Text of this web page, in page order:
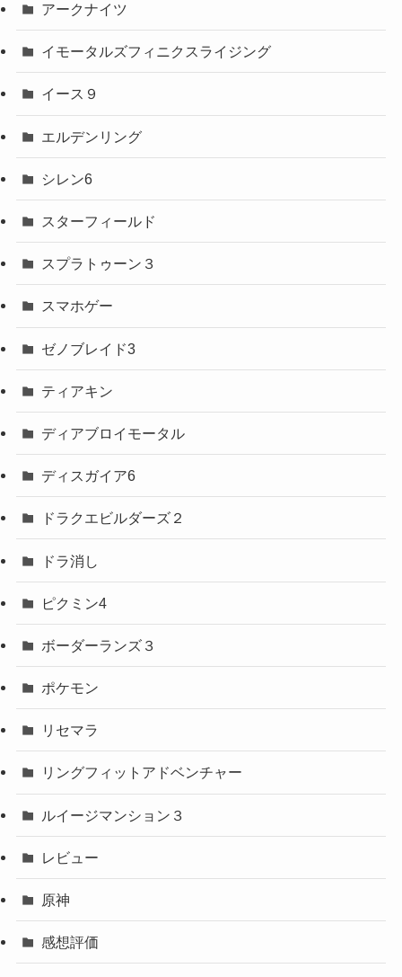
アークナイツ
イモータルズフィニクスライジング
イース９
エルデンリング
シレン6
スターフィールド
スプラトゥーン３
スマホゲー
ゼノブレイド3
ティアキン
ディアブロイモータル
ディスガイア6
ドラクエビルダーズ２
ドラ消し
ピクミン4
ボーダーランズ３
ポケモン
リセマラ
リングフィットアドベンチャー
ルイージマンション３
レビュー
原神
感想評価